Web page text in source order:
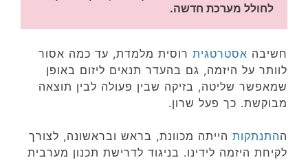
לחולל מערכת חדשה.
חשיבה אסטרטגית רוסית מלמדת, עד כמה אסור
לוותר על היזמה, גם בהעדר תנאים ליזום באופן
שמאפשר שליטה, בזיקה שבין פעולה לבין תוצאה
מבוקשת. כך פעל שרון.
ההתנתקות הייתה מכוונת, בראש ובראשונה, לצורך
לקיחת היזמה לידינו. בניגוד לדרישת תכנון מערבית